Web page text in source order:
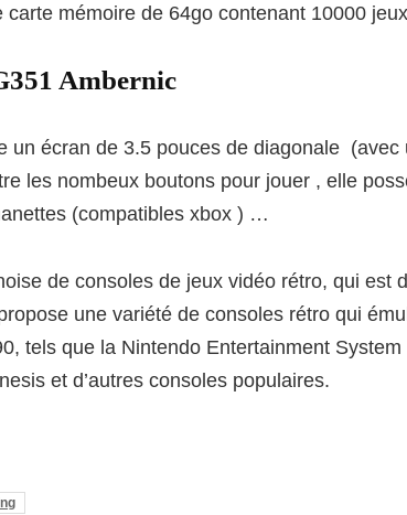
mémoire de 64go contenant 10000 jeux
Ambernic
un écran de 3.5 pouces de diagonale (avec
les nombeux boutons pour jouer , elle
(compatibles xbox ) …
de consoles de jeux vidéo rétro, qui est
une variété de consoles rétro qui
tels que la Nintendo Entertainment
et d’autres consoles populaires.